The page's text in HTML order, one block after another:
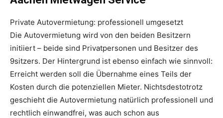
Private Autovermietung: professionell umgesetzt
Die Autovermietung wird von den beiden Besitzern
initiiert – beide sind Privatpersonen und Besitzer des
9sitzers. Der Hintergrund ist ebenso einfach wie sinnvoll:
Erreicht werden soll die Übernahme eines Teils der
Kosten durch die potenziellen Mieter. Nichtsdestotrotz
geschieht die Autovermietung natürlich professionell und
rechtlich einwandfrei, was auch schon aus